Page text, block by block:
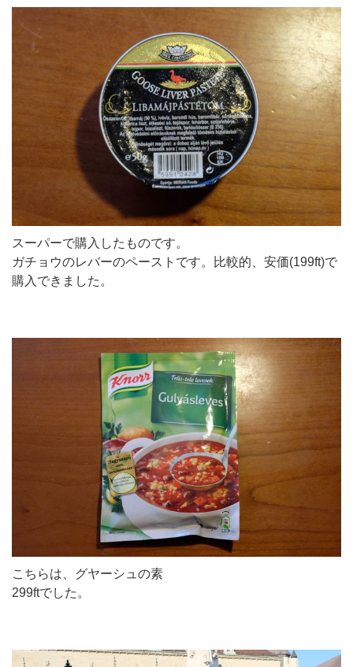
スーパーで購入したものです。
ガチョウのレバーのペーストです。比較的、安価(199ft)で
購入できました。
こちらは、グヤーシュの素
299ftでした。